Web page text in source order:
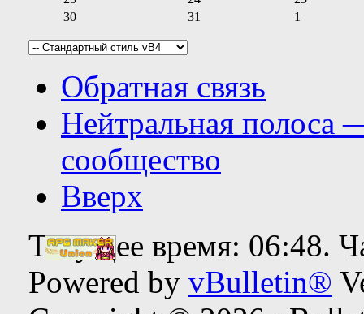
30
31 1
Обратная связь
Нейтральная полоса
сообщество
Вверх
Текущее время: 06:48.
Powered by vBulletin®